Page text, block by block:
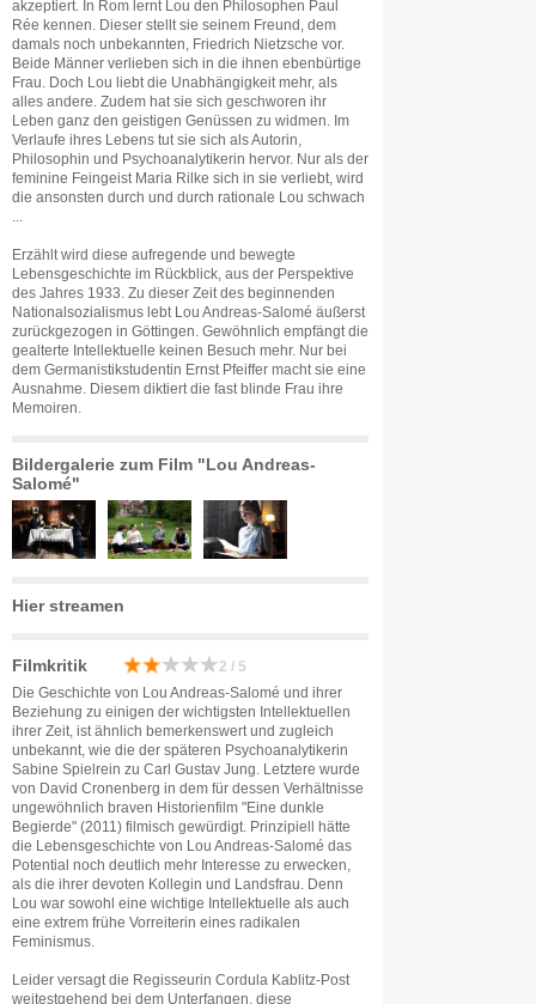
akzeptiert. In Rom lernt Lou den Philosophen Paul
Rée kennen. Dieser stellt sie seinem Freund, dem
damals noch unbekannten, Friedrich Nietzsche vor.
Beide Männer verlieben sich in die ihnen ebenbürtige
Frau. Doch Lou liebt die Unabhängigkeit mehr, als
alles andere. Zudem hat sie sich geschworen ihr
Leben ganz den geistigen Genüssen zu widmen. Im
Verlaufe ihres Lebens tut sie sich als Autorin,
Philosophin und Psychoanalytikerin hervor. Nur als der
feminine Feingeist Maria Rilke sich in sie verliebt, wird
die ansonsten durch und durch rationale Lou schwach
Erzählt wird diese aufregende und bewegte
Lebensgeschichte im Rückblick, aus der Perspektive
des Jahres 1933. Zu dieser Zeit des beginnenden
Nationalsozialismus lebt Lou Andreas-Salomé äußerst
zurückgezogen in Göttingen. Gewöhnlich empfängt die
gealterte Intellektuelle keinen Besuch mehr. Nur bei
dem Germanistikstudentin Ernst Pfeiffer macht sie eine
Ausnahme. Diesem diktiert die fast blinde Frau ihre
Memoiren.
Bildergalerie zum Film "Lou Andreas-
Salomé"
Hier streamen
Filmkritik 2 / 5
Die Geschichte von Lou Andreas-Salomé und ihrer
Beziehung zu einigen der wichtigsten Intellektuellen
ihrer Zeit, ist ähnlich bemerkenswert und zugleich
unbekannt, wie die der späteren Psychoanalytikerin
Sabine Spielrein zu Carl Gustav Jung. Letztere wurde
von David Cronenberg in dem für dessen Verhältnisse
ungewöhnlich braven Historienfilm "Eine dunkle
Begierde" (2011) filmisch gewürdigt. Prinzipiell hätte
die Lebensgeschichte von Lou Andreas-Salomé das
Potential noch deutlich mehr Interesse zu erwecken,
als die ihrer devoten Kollegin und Landsfrau. Denn
Lou war sowohl eine wichtige Intellektuelle als auch
eine extrem frühe Vorreiterin eines radikalen
Feminismus.
Leider versagt die Regisseurin Cordula Kablitz-Post
weitestgehend bei dem Unterfangen, diese